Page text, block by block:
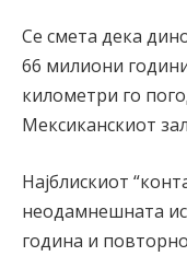
Се смета дека
66 милиони
километри го
Мексиканскиот
Најблискиот
неодамнешната
година и